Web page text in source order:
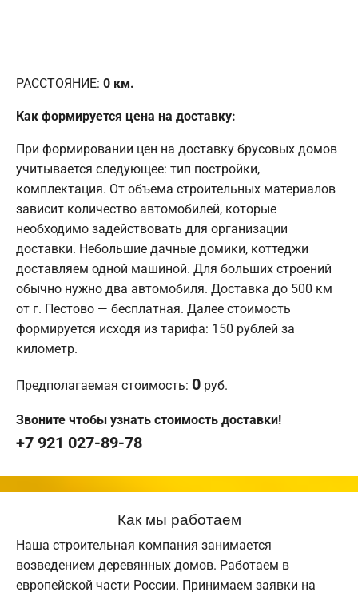
РАССТОЯНИЕ: 0 км.
Как формируется цена на доставку:
При формировании цен на доставку брусовых домов
учитывается следующее: тип постройки,
комплектация. От объема строительных материалов
зависит количество автомобилей, которые
необходимо задействовать для организации
доставки. Небольшие дачные домики, коттеджи
доставляем одной машиной. Для больших строений
обычно нужно два автомобиля. Доставка до 500 км
от г. Пестово — бесплатная. Далее стоимость
формируется исходя из тарифа: 150 рублей за
километр.
Предполагаемая стоимость: 0 руб.
Звоните чтобы узнать стоимость доставки!
+7 921 027-89-78
Как мы работаем
Наша строительная компания занимается
возведением деревянных домов. Работаем в
европейской части России. Принимаем заявки на